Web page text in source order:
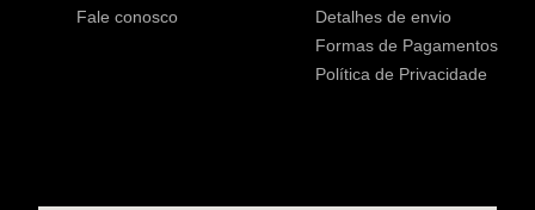
Fale conosco
Detalhes de envio
Formas de Pagamentos
Política de Privacidade